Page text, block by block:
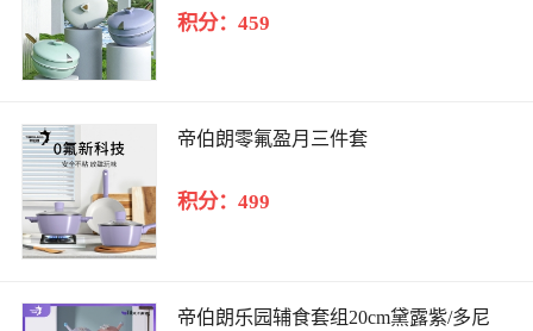
积分：459
帝伯朗零氟盈月三件套
积分：499
帝伯朗乐园辅食套组20cm黛露紫/多尼